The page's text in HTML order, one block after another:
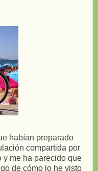
habían preparado
compartida por
y me ha parecido que
de cómo lo he visto